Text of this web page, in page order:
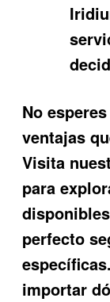
No
ventajas
Visita
para
perfecto
importar